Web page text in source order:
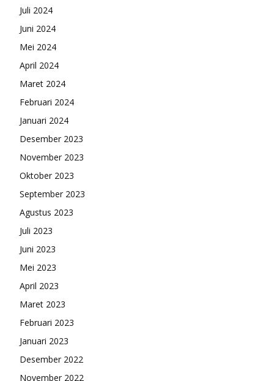
Juli 2024
Juni 2024
Mei 2024
April 2024
Maret 2024
Februari 2024
Januari 2024
Desember 2023
November 2023
Oktober 2023
September 2023
Agustus 2023
Juli 2023
Juni 2023
Mei 2023
April 2023
Maret 2023
Februari 2023
Januari 2023
Desember 2022
November 2022